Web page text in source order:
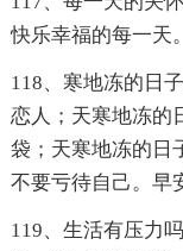
快乐幸福的每一天
118、寒地冻的日
恋人；天寒地冻的
袋；天寒地冻的日
不要亏待自己。早
119、生活有压力